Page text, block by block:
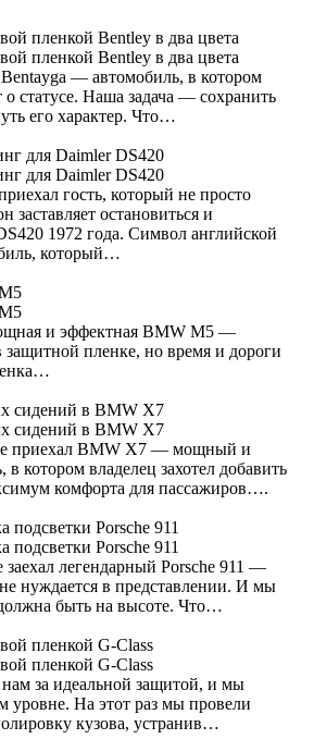
пленкой Bentley в два цвета
пленкой Bentley в два цвета
— автомобиль, в котором
статусе. Наша задача — сохранить
его характер. Что…
для Daimler DS420
для Daimler DS420
гость, который не просто
остановиться и
1972 года. Символ английской
который…
и эффектная BMW M5 —
пленке, но время и дороги
сидений в BMW X7
сидений в BMW X7
приехал BMW X7 — мощный и
котором владелец захотел добавить
комфорта для пассажиров….
подсветки Porsche 911
подсветки Porsche 911
легендарный Porsche 911 —
нуждается в представлении. И мы
быть на высоте. Что…
пленкой G-Class
пленкой G-Class
за идеальной защитой, и мы
уровне. На этот раз мы провели
кузова, устранив…